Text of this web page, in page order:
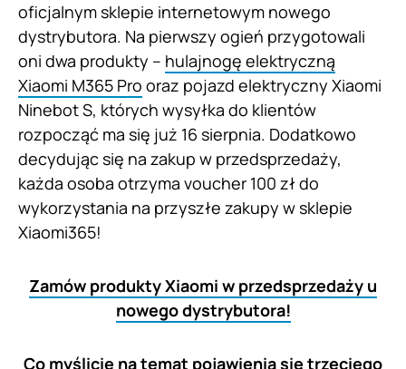
oficjalnym sklepie internetowym nowego
dystrybutora. Na pierwszy ogień przygotowali
oni dwa produkty – hulajnogę elektryczną
Xiaomi M365 Pro oraz pojazd elektryczny Xiaomi
Ninebot S, których wysyłka do klientów
rozpocząć ma się już 16 sierpnia. Dodatkowo
decydując się na zakup w przedsprzedaży,
każda osoba otrzyma voucher 100 zł do
wykorzystania na przyszłe zakupy w sklepie
Xiaomi365!
Zamów produkty Xiaomi w przedsprzedaży u
nowego dystrybutora!
Co myślicie na temat pojawienia się trzeciego